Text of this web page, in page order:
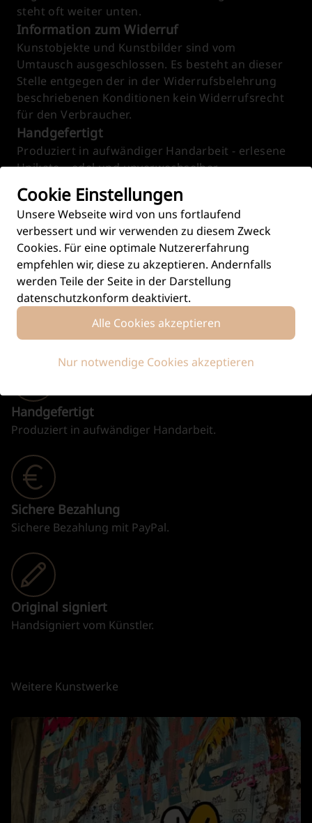
steht oft weiter unten.
Information zum Widerruf
Kunstobjekte und Kunstbilder sind vom
Umtausch ausgeschlossen. Es besteht an dieser
Stelle entgegen der in der Widerrufsbelehrung
beschriebenen Konditionen kein Widerrufsrecht
für den Verbraucher.
Handgefertigt
Produziert in aufwändiger Handarbeit - erlesene
Unikate – edel und unverwechselbar.
Versand & Retouren
Sicher verpackt und bis vor deine Haustür
gesendet. Lieferzeit 5-10 Tage, sofern nicht
anders kommuniziert. Jedes Kunstwerk wird
individuell für dich hergestellt. Es besteht kein
Recht auf eine Rücksendung.
Handgefertigt
Produziert in aufwändiger Handarbeit.
Sichere Bezahlung
Sichere Bezahlung mit PayPal.
Original signiert
Handsigniert vom Künstler.
Weitere Kunstwerke
Cookie Einstellungen
Unsere Webseite wird von uns fortlaufend
verbessert und wir verwenden zu diesem Zweck
Cookies. Für eine optimale Nutzererfahrung
empfehlen wir, diese zu akzeptieren. Andernfalls
werden Teile der Seite in der Darstellung
datenschutzkonform deaktiviert.
Alle Cookies akzeptieren
Nur notwendige Cookies akzeptieren